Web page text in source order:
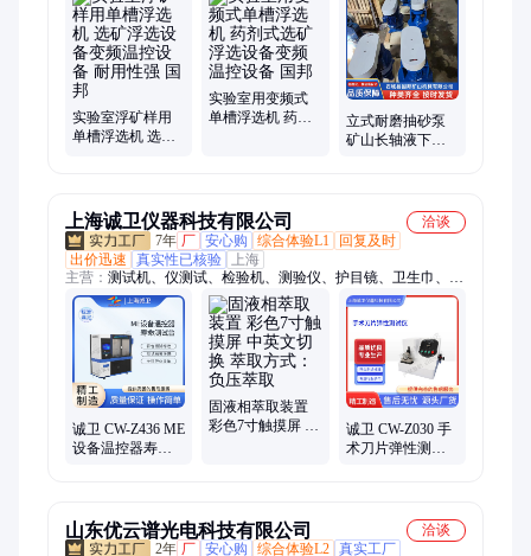
槽、隔膜跳汰机、实验室浮选槽、搅拌桶、连续浮选机、实验室
球磨机、跳汰机、粉碎机、实验室破碎机、三头研磨机、振动磨
样机、立式砂泵、脱水筛、细砂回收机、磁选管、螺旋洗砂机、
洗矿机
实验室浮矿样用
单槽浮选机 选矿
实验室用变频式
单槽浮选机 药剂
立式耐磨抽砂泵
矿山长轴液下抽
上海诚卫仪器科技有限公司
洽谈
7年 厂 安心购 综合体验L1
回复及时
出价迅速
真实性已核验
上海
主营： 测试机、仪测试、检验机、测验仪、护目镜、卫生巾、
astmf2992、测定机、耐磨仪、强力仪、nbs橡胶、织物胀、卫生
纸、老化箱、检测仪、灼热丝、试验机、试验仪、纸尿裤、能检
验、测定仪、呼吸气密、测试温度、口罩耳带、性测试仪
诚卫 CW-Z436 ME
设备温控器寿命
固液相萃取装置
彩色7寸触摸屏 中
诚卫 CW-Z030 手
术刀片弹性测试
山东优云谱光电科技有限公司
洽谈
2年 厂 安心购 综合体验L2 真实工厂